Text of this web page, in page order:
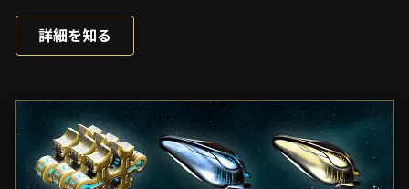
詳細を知る